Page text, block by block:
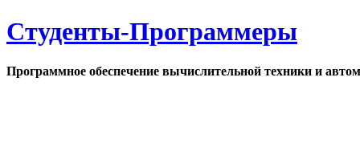
Студенты-Программеры
Программное обеспечение вычислительной техники и